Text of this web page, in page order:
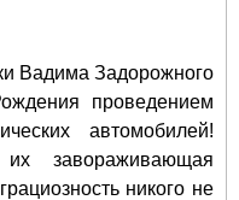
Вадима Задорожного
проведением
автомобилей!
их завораживающая
никого не